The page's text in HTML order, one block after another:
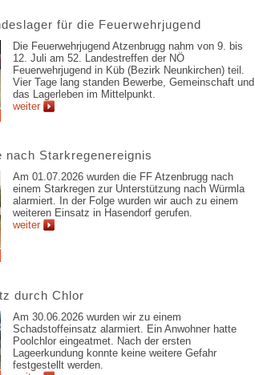
für die Feuerwehrjugend
Die Feuerwehrjugend Atzenbrugg nahm von 9. bis
12. Juli am 52. Landestreffen der NÖ
Feuerwehrjugend in Küb (Bezirk Neunkirchen) teil.
Vier Tage lang standen Bewerbe, Gemeinschaft und
das Lagerleben im Mittelpunkt.
weiter
nach Starkregenereignis
Am 01.07.2026 wurden die FF Atzenbrugg nach
einem Starkregen zur Unterstützung nach Würmla
alarmiert. In der Folge wurden wir auch zu einem
weiteren Einsatz in Hasendorf gerufen.
weiter
durch Chlor
Am 30.06.2026 wurden wir zu einem
Schadstoffeinsatz alarmiert. Ein Anwohner hatte
Poolchlor eingeatmet. Nach der ersten
Lageerkundung konnte keine weitere Gefahr
festgestellt werden.